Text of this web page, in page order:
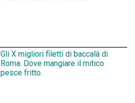
Gli X migliori filetti di baccalà di
Roma. Dove mangiare il mitico
pesce fritto.